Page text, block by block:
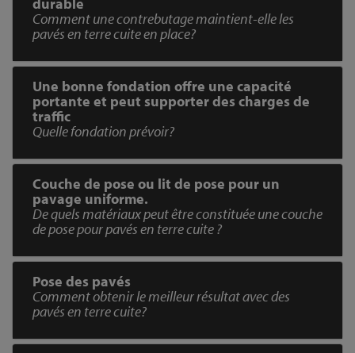
Comment une contrebutage maintient-elle les
pavés en terre cuite en place?
Une bonne fondation offre une capacité
portante et peut supporter des charges de
traffic
Quelle fondation prévoir?
Couche de pose ou lit de pose pour un
pavage uniforme.
De quels matériaux peut être constituée une couche
de pose pour pavés en terre cuite ?
Pose des pavés
Comment obtenir le meilleur résultat avec des
pavés en terre cuite?